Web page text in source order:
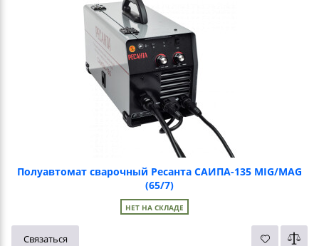
Полуавтомат сварочный Ресанта САИПА-135 MIG/MAG
(65/7)
НЕТ НА СКЛАДЕ
Связаться